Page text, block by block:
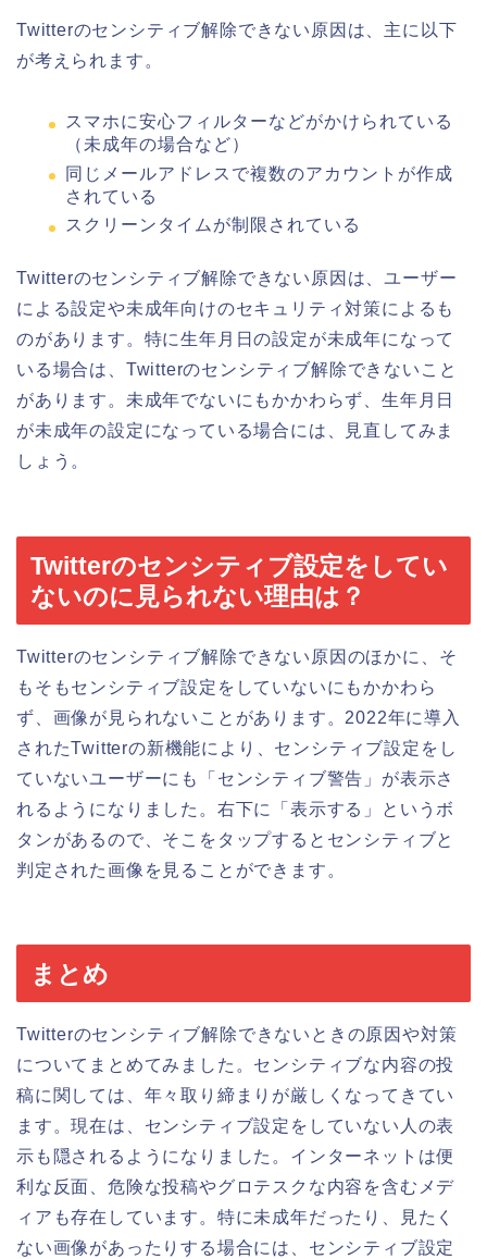
Twitterのセンシティブ解除できない原因は、主に以下
が考えられます。
スマホに安心フィルターなどがかけられている
（未成年の場合など）
同じメールアドレスで複数のアカウントが作成
されている
スクリーンタイムが制限されている
Twitterのセンシティブ解除できない原因は、ユーザー
による設定や未成年向けのセキュリティ対策によるも
のがあります。特に生年月日の設定が未成年になって
いる場合は、Twitterのセンシティブ解除できないこと
があります。未成年でないにもかかわらず、生年月日
が未成年の設定になっている場合には、見直してみま
しょう。
Twitterのセンシティブ設定をしてい
ないのに見られない理由は？
Twitterのセンシティブ解除できない原因のほかに、そ
もそもセンシティブ設定をしていないにもかかわら
ず、画像が見られないことがあります。2022年に導入
されたTwitterの新機能により、センシティブ設定をし
ていないユーザーにも「センシティブ警告」が表示さ
れるようになりました。右下に「表示する」というボ
タンがあるので、そこをタップするとセンシティブと
判定された画像を見ることができます。
まとめ
Twitterのセンシティブ解除できないときの原因や対策
についてまとめてみました。センシティブな内容の投
稿に関しては、年々取り締まりが厳しくなってきてい
ます。現在は、センシティブ設定をしていない人の表
示も隠されるようになりました。インターネットは便
利な反面、危険な投稿やグロテスクな内容を含むメデ
ィアも存在しています。特に未成年だったり、見たく
ない画像があったりする場合には、センシティブ設定